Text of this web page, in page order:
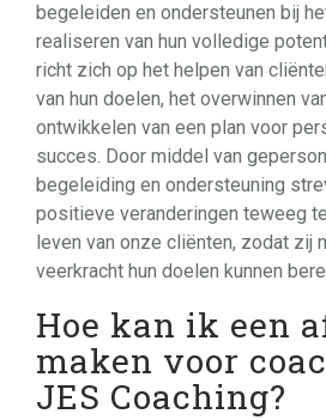
begeleiden en ondersteunen bij
realiseren van hun volledige
richt zich op het helpen van
van hun doelen, het overwinnen
ontwikkelen van een plan voor
succes. Door middel van
begeleiding en ondersteuning
positieve veranderingen teweeg
leven van onze cliënten, zodat zij
veerkracht hun doelen kunnen
Hoe kan ik een
maken voor
JES Coaching?